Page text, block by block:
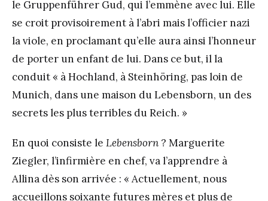
le Gruppenführer Gud, qui l’emmène avec lui. Elle
se croit provisoirement à l’abri mais l’officier nazi
la viole, en proclamant qu’elle aura ainsi l’honneur
de porter un enfant de lui. Dans ce but, il la
conduit « à Hochland, à Steinhöring, pas loin de
Munich, dans une maison du Lebensborn, un des
secrets les plus terribles du Reich. »
En quoi consiste le Lebensborn ? Marguerite
Ziegler, l’infirmière en chef, va l’apprendre à
Allina dès son arrivée : « Actuellement, nous
accueillons soixante futures mères et plus de